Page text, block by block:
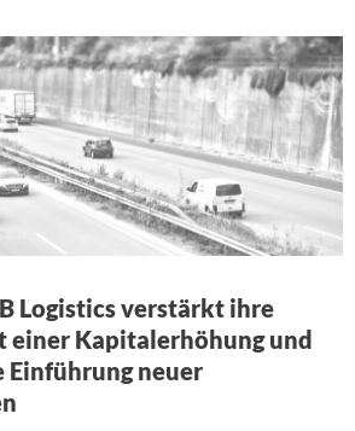
Logistics verstärkt ihre
einer Kapitalerhöhung und
Einführung neuer